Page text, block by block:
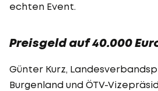
echten Event.
Preisgeld auf 40.000
Günter Kurz,
Burgenland und ÖTV-